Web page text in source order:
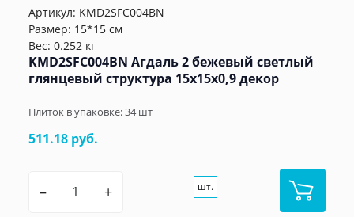
Артикул: KMD2SFC004BN
Размер: 15*15 см
Вес: 0.252 кг
KMD2SFC004BN Агдаль 2 бежевый светлый
глянцевый структура 15x15x0,9 декор
Плиток в упаковке:34шт
511.18 руб.
– + шт.